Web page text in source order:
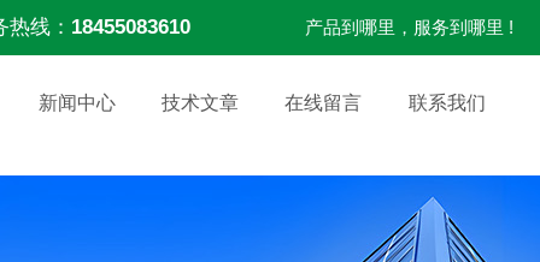
热线： 18455083610 产品到哪里，服务到哪里 !
新闻中心 技术文章 在线留言 联系我们